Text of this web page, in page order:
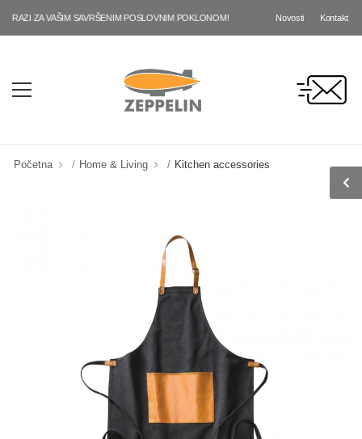
ZA VAŠIM SAVRŠENIM POSLOVNIM POKLONOM! Novosti Kontakt
Početna Home & Living Kitchen accessories